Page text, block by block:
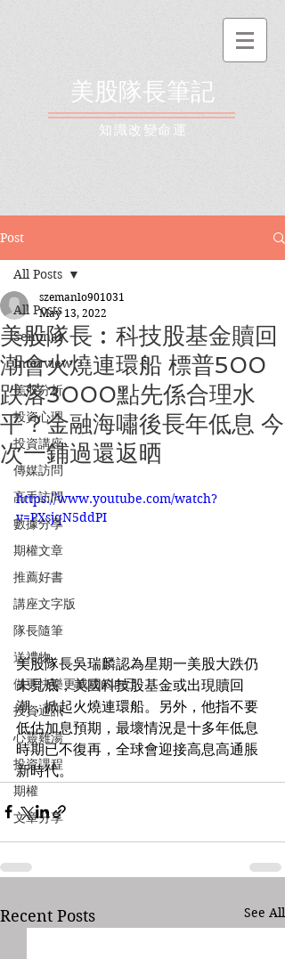
美股隊長筆記
​知識改變命運
Post
All Posts
Seminar
Interview
美股分析
投資心理
投資講座
傳媒訪問
高手訪問
數據分享
期權文章
推薦好書
講座文字版
隊長隨筆
送禮物
做更快樂更成功的自己
投資通訊
心靈雞湯
投資課程
期權
文章分享
All Posts
美股隊長︰科技股基金贖回
潮會火燒連環船 標普500
跌落3000點先係合理水
平？金融海嘯後長年低息 今
次一鋪過還返晒
szemanlo901031
May 13, 2022
https://www.youtube.com/watch?
v=PXsjqN5ddPI
美股隊長吳瑞麟認為星期一美股大跌仍
未見底，美國科技股基金或出現贖回
潮，掀起火燒連環船。另外，他指不要
低估加息預期，最壞情況是十多年低息
時期已不復再，全球會迎接高息高通脹
新時代。
Recent Posts See All